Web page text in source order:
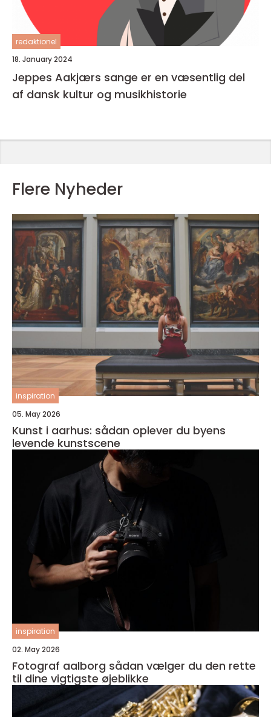
redaktionel
18. January 2024
Jeppes Aakjærs sange er en væsentlig del
af dansk kultur og musikhistorie
Flere Nyheder
inspiration
05. May 2026
Kunst i aarhus: sådan oplever du byens
levende kunstscene
inspiration
02. May 2026
Fotograf aalborg sådan vælger du den rette
til dine vigtigste øjeblikke